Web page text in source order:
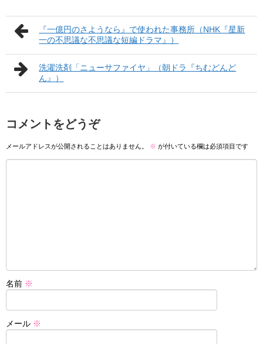
『一億円のさようなら』で使われた事務所（NHK『星新
一の不思議な不思議な短編ドラマ』）
洗濯洗剤「ニューサファイヤ」（朝ドラ『ちむどんど
ん』）
コメントをどうぞ
メールアドレスが公開されることはありません。 ※ が付いている欄は必須項目です
名前 ※
メール ※